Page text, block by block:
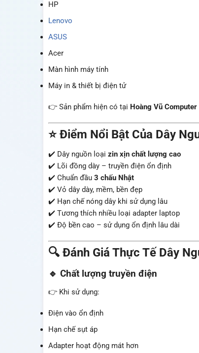
HP
Lenovo
ASUS
Acer
Màn hình máy tính
Máy in & thiết bị điện tử
👉 Sản phẩm hiện có tại Hoàng Vũ
⭐ Điểm Nổi Bật Của Dây
✔️ Dây nguồn loại zin xịn chất lượng cao
✔️ Lõi đồng dày – truyền điện ổn định
✔️ Chuẩn đầu 3 chấu Nhật
✔️ Vỏ dây dày, mềm, bền đẹp
✔️ Hạn chế nóng dây khi sử dụng lâu
✔️ Tương thích nhiều loại adapter laptop
✔️ Độ bền cao – sử dụng ổn định lâu dài
🔍 Đánh Giá Thực Tế Dây
🔹 Chất lượng truyền điện
👉 Khi sử dụng:
Điện vào ổn định
Hạn chế sụt áp
Adapter hoạt động mát hơn